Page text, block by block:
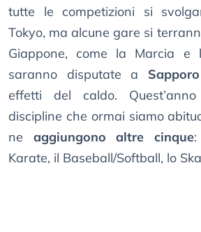
tutte le competizioni si
Tokyo, ma alcune gare si
Giappone, come la Marcia e
saranno disputate a Sapporo
effetti del caldo.
discipline che ormai siamo
ne aggiungono altre cinque:
Karate, il Baseball/Softball, lo